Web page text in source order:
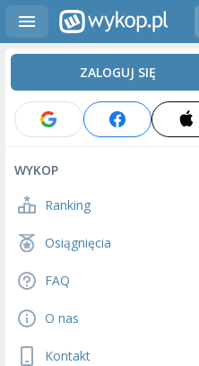
ZALOGUJ SIĘ
WYKOP
Ranking
Osiągnięcia
FAQ
O nas
Kontakt